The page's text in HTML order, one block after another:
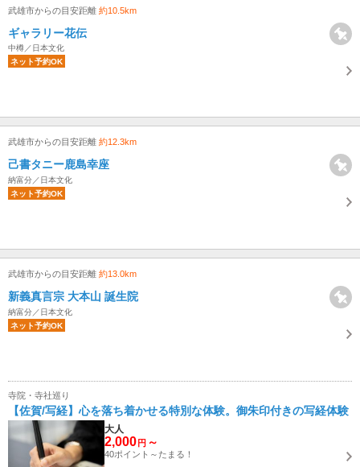
武雄市からの目安距離 約10.5km
ギャラリー花伝
中樽／日本文化
ネット予約OK
武雄市からの目安距離 約12.3km
己書タニー鹿島幸座
納富分／日本文化
ネット予約OK
武雄市からの目安距離 約13.0km
新義真言宗 大本山 誕生院
納富分／日本文化
ネット予約OK
寺院・寺社巡り
【佐賀/写経】心を落ち着かせる特別な体験。御朱印付きの写経体験
大人
2,000 円 ～
40ポイント～たまる！